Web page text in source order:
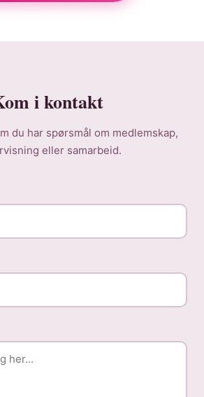
i kontakt
du har spørsmål om medlemskap,
eller samarbeid.